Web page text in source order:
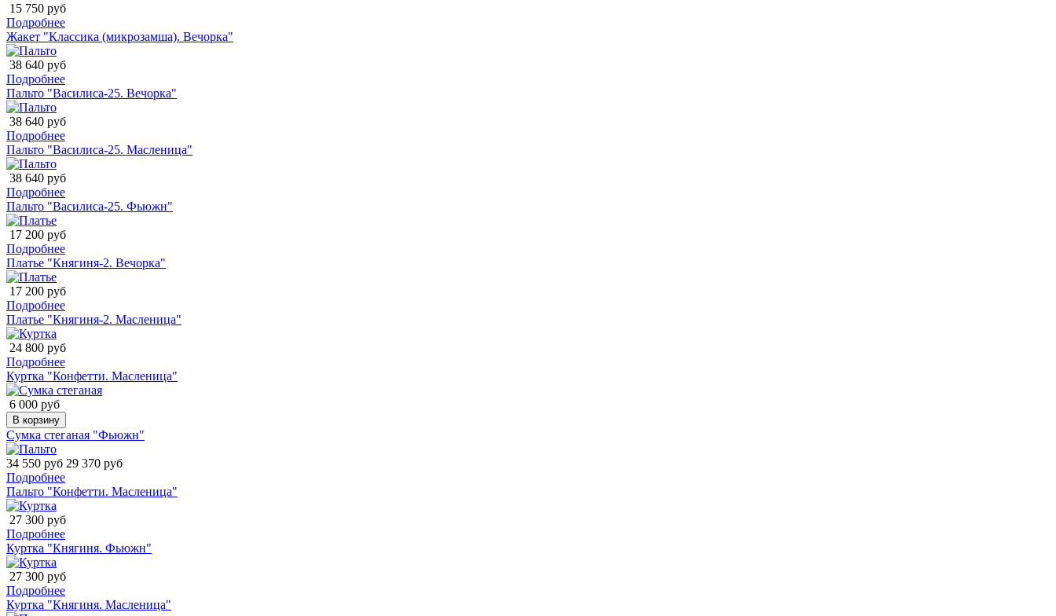
15 750 руб
Подробнее
Жакет "Классика (микрозамша). Вечорка"
38 640 руб
Подробнее
Пальто "Василиса-25. Вечорка"
38 640 руб
Подробнее
Пальто "Василиса-25. Масленица"
38 640 руб
Подробнее
Пальто "Василиса-25. Фьюжн"
17 200 руб
Подробнее
Платье "Княгиня-2. Вечорка"
17 200 руб
Подробнее
Платье "Княгиня-2. Масленица"
24 800 руб
Подробнее
Куртка "Конфетти. Масленица"
6 000 руб
В корзину
Сумка стеганая "Фьюжн"
34 550 руб 29 370 руб
Подробнее
Пальто "Конфетти. Масленица"
27 300 руб
Подробнее
Куртка "Княгиня. Фьюжн"
27 300 руб
Подробнее
Куртка "Княгиня. Масленица"